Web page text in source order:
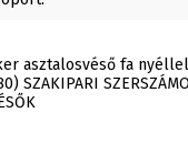
asztalosvéső fa
SZAKIPARI